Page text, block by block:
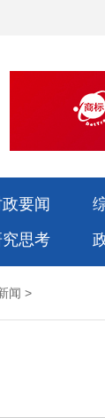
要闻
思考
闻 >